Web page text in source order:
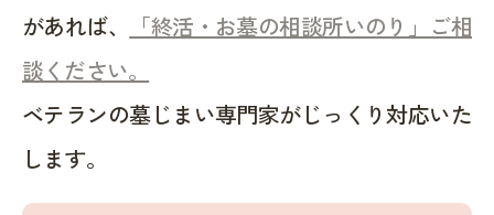
があれば、
「終活・お墓の相談所いのり」ご相
談ください。
ベテランの墓じまい専門家がじっくり対応いた
します。